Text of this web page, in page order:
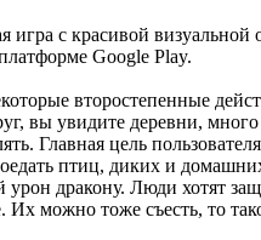
игра с красивой
Google Play.
второстепенные
вы увидите деревни,
Главная цель
птиц, диких и
дракону. Люди хотят
можно тоже съесть, то